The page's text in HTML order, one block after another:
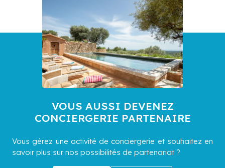
VOUS AUSSI DEVENEZ
CONCIERGERIE PARTENAIRE
Vous gérez une activité de conciergerie et souhaitez en
savoir plus sur nos possibilités de partenariat ?